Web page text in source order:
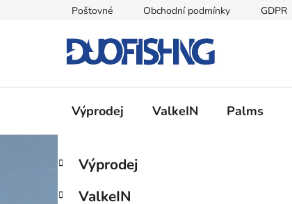
Poštovné Obchodní podmínky GDPR
Výprodej ValkeIN Palms
P
s
Přeskočit
kategorie
K
a
Výprodej
ValkeIN